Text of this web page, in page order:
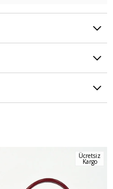
Ücretsiz
Kargo